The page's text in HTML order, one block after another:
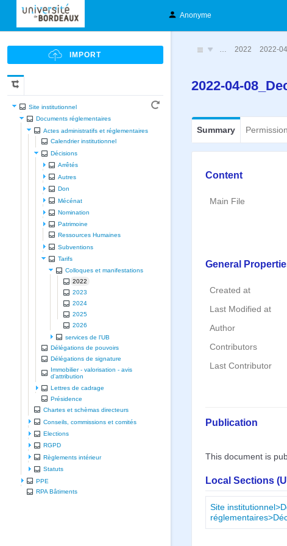
Anonyme
Site institutionnel
Documents réglementaires
Actes administratifs et réglementaires
Calendrier institutionnel
Décisions
Arrêtés
Autres
Don
Mécénat
Nomination
Patrimoine
Ressources Humaines
Subventions
Tarifs
Colloques et manifestations
2022
2023
2024
2025
2026
services de l'UB
Délégations de pouvoirs
Délégations de signature
Immobilier - valorisation - avis
d'attribution
Lettres de cadrage
Présidence
Chartes et schèmas directeurs
Conseils, commissions et comités
Elections
RGPD
Règlements intérieur
Statuts
PPE
RPA Bâtiments
… 2022 2022-
2022-04-
Summary
Content
Main File
General
Created at
Last Modified at
Author
Contributors
Last Contributor
Publication
This document is
Local Sections
Site